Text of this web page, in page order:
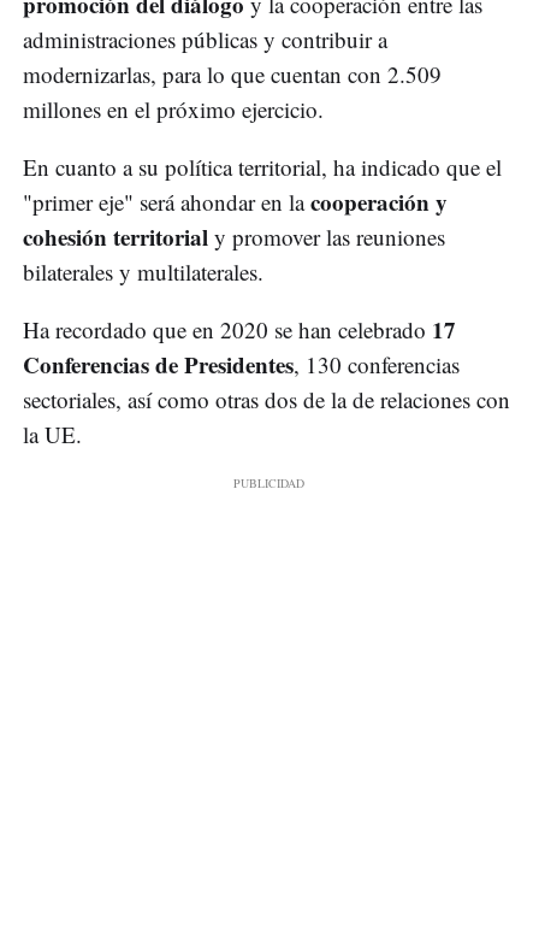
administraciones públicas y contribuir a
modernizarlas, para lo que cuentan con 2.509
millones en el próximo ejercicio.
En cuanto a su política territorial, ha indicado que el
"primer eje" será ahondar en lacooperación y
cohesión territorial y promover las reuniones
bilaterales y multilaterales.
Ha recordado que en 2020 se han celebrado 17
Conferencias de Presidentes, 130 conferencias
sectoriales, así como otras dos de la de relaciones con
la UE.